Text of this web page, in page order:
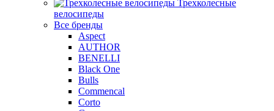
Трехколесные
велосипеды
Все бренды
Aspect
AUTHOR
BENELLI
Black One
Bulls
Commencal
Corto